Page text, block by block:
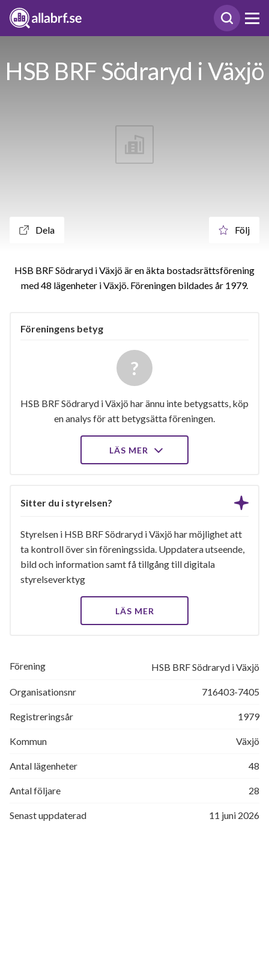
HSB BRF Södraryd i Växjö
Dela Följ
HSB BRF Södraryd i Växjö är en äkta bostadsrättsförening
med 48 lägenheter i Växjö. Föreningen bildades år 1979
Föreningens betyg
HSB BRF Södraryd i Växjö har ännu inte betygsatts, köp
en analys för att betygsätta föreningen.
LÄS MER
Sitter du i styrelsen?
Styrelsen i HSB BRF Södraryd i Växjö har möjlighet att
ta kontroll över sin föreningssida. Uppdatera utseende,
bild och information samt få tillgång till digitala
styrelseverktyg
LÄS MER
Förening HSB BRF Södraryd i Växjö
Organisationsnr 716403-7405
Registreringsår 1979
Kommun Växjö
Antal lägenheter 48
Antal följare 28
Senast uppdaterad 11 juni 2026